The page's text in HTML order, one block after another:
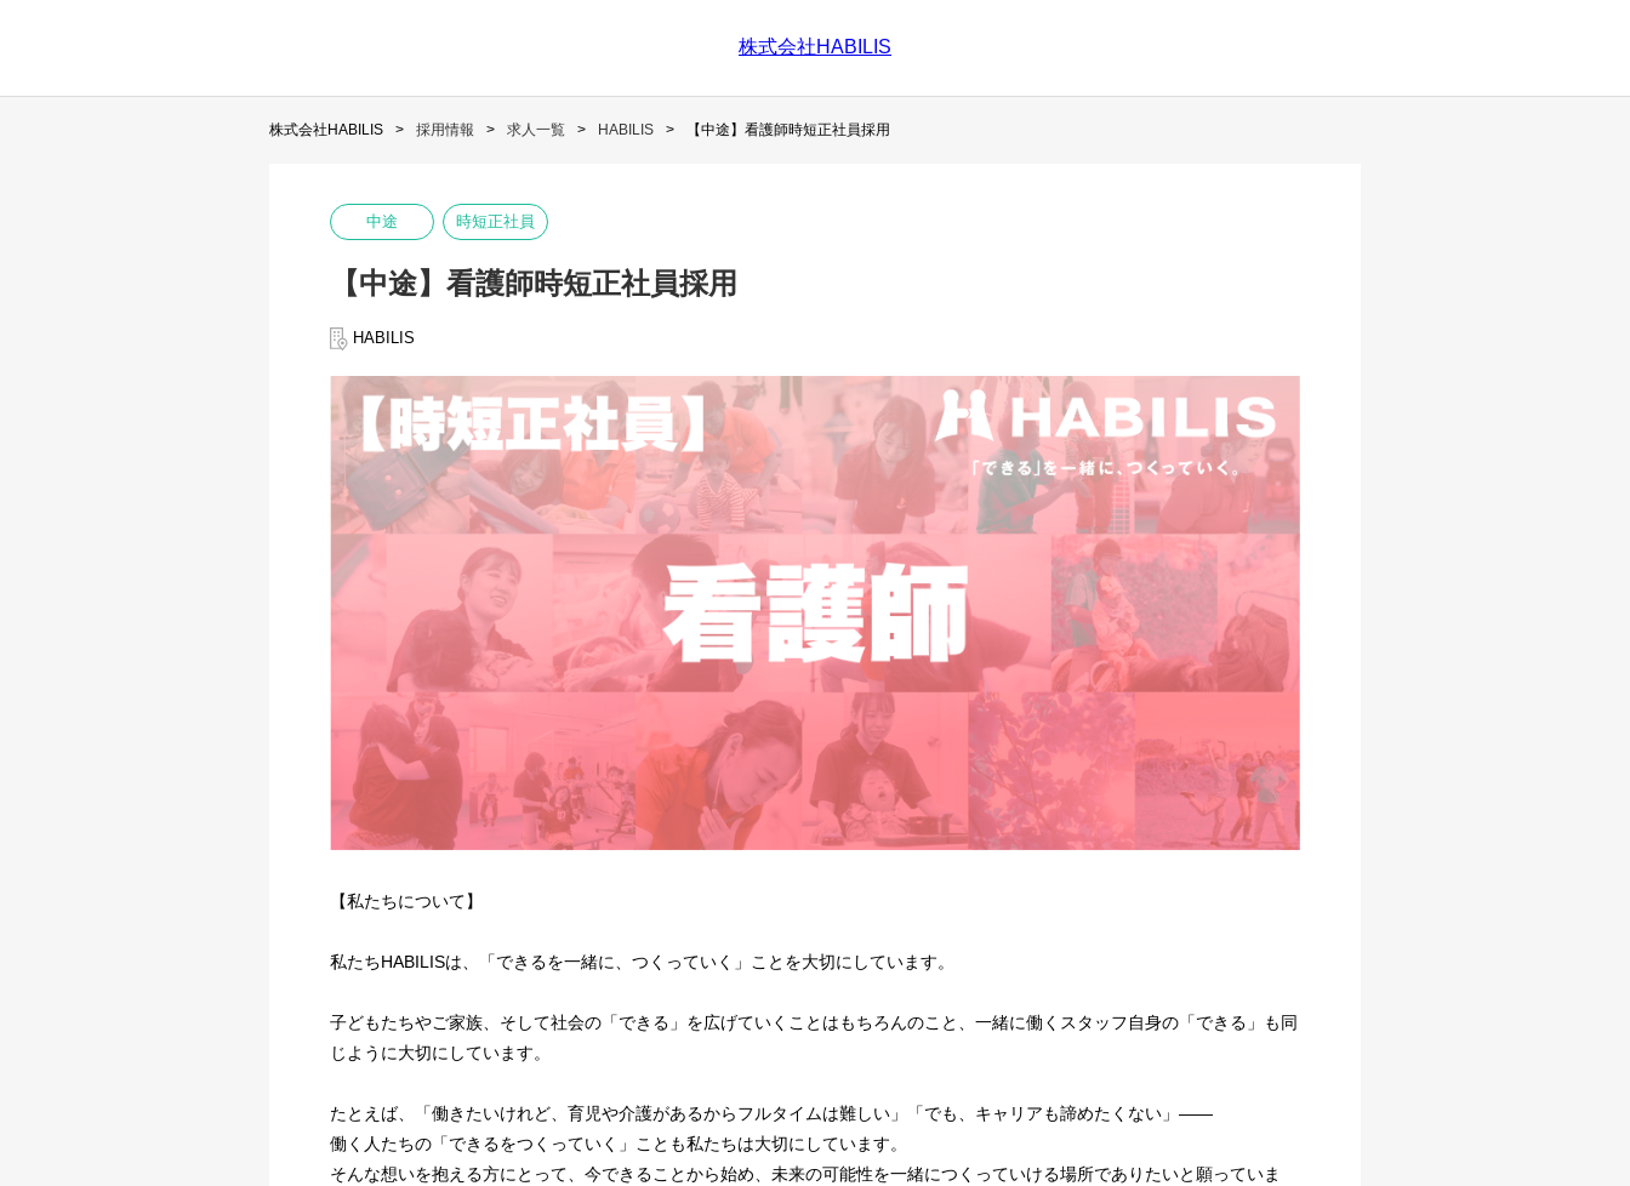
株式会社HABILIS
株式会社HABILIS 採用情報 求人一覧 HABILIS 【中途】看護師時短正社員採用
中途 時短正社員
【中途】看護師時短正社員採用
HABILIS
【私たちについて】
私たちHABILISは、「できるを一緒に、つくっていく」ことを大切にしています。
子どもたちやご家族、そして社会の「できる」を広げていくことはもちろんのこと、一緒に働くスタッフ自身の「できる」も同
じように大切にしています。
たとえば、「働きたいけれど、育児や介護があるからフルタイムは難しい」「でも、キャリアも諦めたくない」――
働く人たちの「できるをつくっていく」ことも私たちは大切にしています。
そんな想いを抱える方にとって、今できることから始め、未来の可能性を一緒につくっていける場所でありたいと願っていま